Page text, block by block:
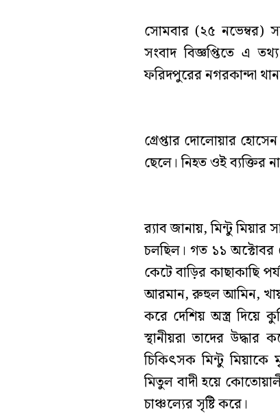
সোমবার (২৫ নভেম্বর)
সংবাদ বিজ্ঞপ্তিতে এ
ফরিদপুরের নগরকান্দা
গ্রেপ্তার দোলোয়ার
ছেলে। নিহত ওই ব্যক্তির
র‌্যাব জানায়, মিন্টু
চলছিল। গত ১১ অক্টোবর
কেটে বাড়ির কাছাকাছি
আরমান, রুহুল আমিন,
করে দেশিয় অস্ত্র দিয়ে
স্থানীয়রা তাদের
চিকিৎসক মিন্টু
মিতুল বাদী হয়ে
চাঞ্চল্যের সৃষ্টি করে।